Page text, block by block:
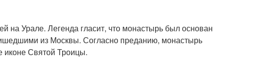
на Урале. Легенда гласит, что монастырь был основан
из Москвы. Согласно преданию, монастырь
иконе Святой Троицы.